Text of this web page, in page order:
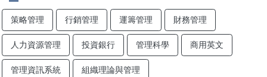
策略管理 行銷管理 運籌管理 財務管理
人力資源管理 投資銀行 管理科學 商用英文
管理資訊系統 組織理論與管理